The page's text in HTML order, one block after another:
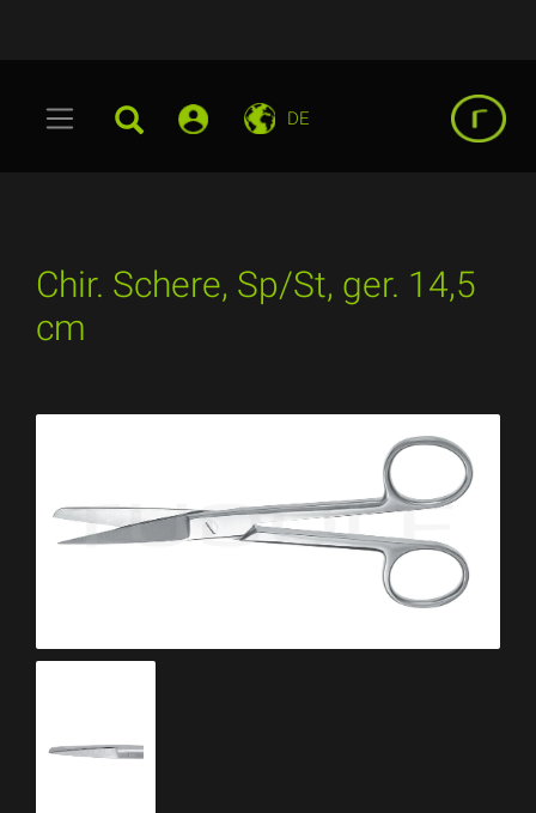
DE
Chir. Schere, Sp/St, ger. 14,5
cm